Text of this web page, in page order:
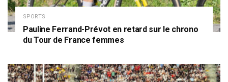
SPORTS
Pauline Ferrand-Prévot en retard sur le chrono
du Tour de France femmes